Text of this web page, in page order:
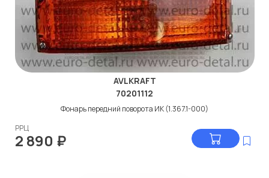
AVLKRAFT
70201112
Фонарь передний поворота ИК (1.367.1-000)
РРЦ
2 890 ₽